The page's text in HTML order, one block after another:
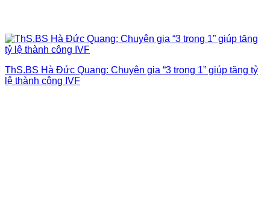
ThS.BS Hà Đức Quang: Chuyên gia “3 trong 1” giúp tăng tỷ
lệ thành công IVF